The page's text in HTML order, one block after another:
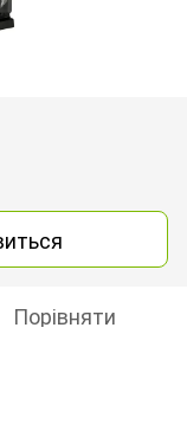
Порівняти